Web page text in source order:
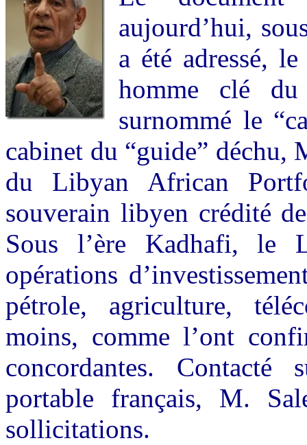
aujourd’hui,
a été adressé,
homme clé
surnommé le
cabinet du “guide” déchu,
du Libyan African
souverain libyen crédité
Sous l’ère Kadhafi, le
opérations
pétrole, agriculture,
moins, comme l’ont
concordantes.
portable français, M.
sollicitations.